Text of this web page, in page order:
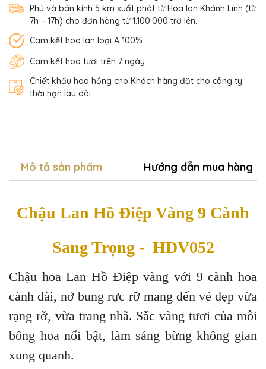
Phú và bán kính 5 km xuất phát từ Hoa lan Khánh Linh (từ
7h – 17h) cho đơn hàng từ 1.100.000 trở lên.
Cam kết hoa lan loại A 100%
Cam kết hoa tươi trên 7 ngày
Chiết khấu hoa hồng cho Khách hàng đặt cho công ty
thời hạn lâu dài
Mô tả sản phẩm Hướng dẫn mua hàng
Chậu Lan Hồ Điệp Vàng 9 Cành
Sang Trọng - HDV052
Chậu hoa Lan Hồ Điệp vàng với 9 cành hoa
cành dài, nở bung rực rỡ mang đến vẻ đẹp vừa
rạng rỡ, vừa trang nhã. Sắc vàng tươi của mỗi
bông hoa nổi bật, làm sáng bừng không gian
xung quanh.